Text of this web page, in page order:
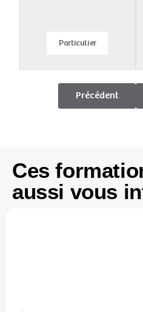
Particulier
Précédent
Ces
aussi vous